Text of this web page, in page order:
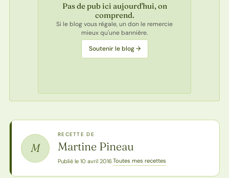
Pas de pub ici aujourd'hui, on
comprend.
Si le blog vous régale, un don le remercie
mieux qu'une bannière.
Soutenir le blog →
M
RECETTE DE
Martine Pineau
Publié le 10 avril 2016·Toutes mes recettes